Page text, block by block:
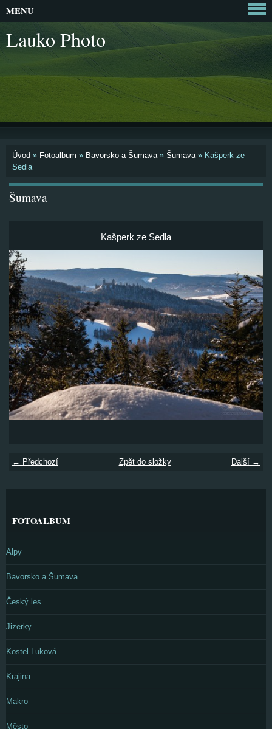
Lauko Photo
Úvod » Fotoalbum » Bavorsko a Šumava» Šumava» Kašperk ze
Sedla
Šumava
Kašperk ze Sedla
← Předchozí Další →
Zpět do složky
MENU
FOTOALBUM
Alpy
Bavorsko a Šumava
Český les
Jizerky
Kostel Luková
Krajina
Makro
Město